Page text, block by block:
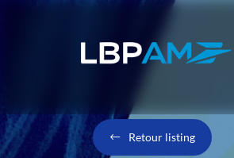
Retour listing